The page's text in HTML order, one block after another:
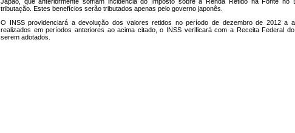
tributação. Estes benefícios serão tributados apenas pelo governo japonês.
O INSS providenciará a devolução dos valores retidos no período de dezembro de 2012 a
realizados em períodos anteriores ao acima citado, o INSS verificará com a Receita Federal
serem adotados.